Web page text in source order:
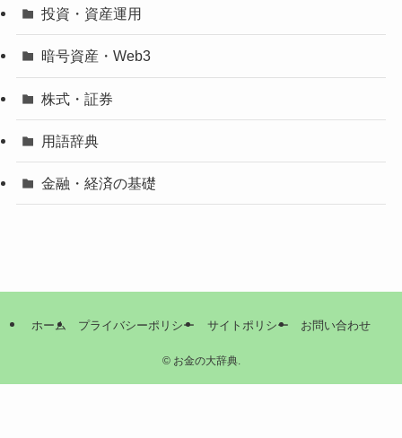
投資・資産運用
暗号資産・Web3
株式・証券
用語辞典
金融・経済の基礎
ホーム プライバシーポリシー サイトポリシー お問い合わせ
©お金の大辞典.